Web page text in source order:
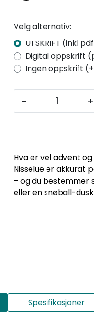
Velg alternativ:
UTSKRIFT (inkl
Digital oppskrift
Ingen oppskrift
- +
Hva er vel advent
Nisselue er akkurat
– og du bestemmer
eller en snøball-
Spesifikasjoner